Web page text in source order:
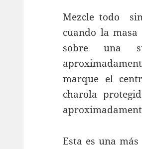
Mezcle todo
cuando la
sobre una
marque el
charola
Esta es una